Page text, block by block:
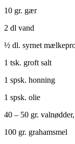
10 gr. gær
2 dl vand
½ dl. syrnet
1 tsk. groft salt
1 spsk. honning
1 spsk. olie
40 – 50 gr.
100 gr. grahamsmel